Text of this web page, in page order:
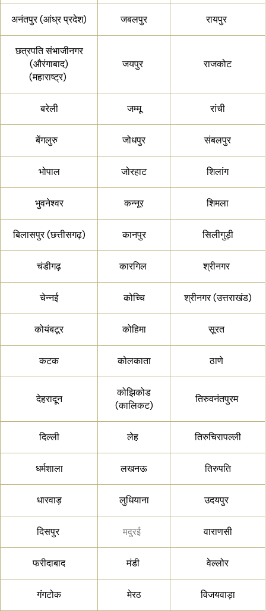
अनंतपुर (आंध्र प्रदेश) जबलपुर रायपुर
छत्रपति संभाजीनगर
(औरंगाबाद)
(महाराष्ट्र)
जयपुर राजकोट
बरेली जम्मू रांची
बेंगलुरु जोधपुर संबलपुर
भोपाल जोरहाट शिलांग
भुवनेश्वर कन्नूर शिमला
बिलासपुर (छत्तीसगढ़) कानपुर सिलीगुड़ी
चंडीगढ़ कारगिल श्रीनगर
चेन्नई कोच्चि श्रीनगर (उत्तराखंड)
कोयंबटूर कोहिमा सूरत
कटक कोलकाता ठाणे
देहरादून
कोझिकोड
(कालिकट)
तिरुवनंतपुरम
दिल्ली लेह तिरुचिरापल्ली
धर्मशाला लखनऊ तिरुपति
धारवाड़ लुधियाना उदयपुर
दिसपुर मदुरई वाराणसी
फरीदाबाद मंडी वेल्लोर
गंगटोक मेरठ विजयवाड़ा